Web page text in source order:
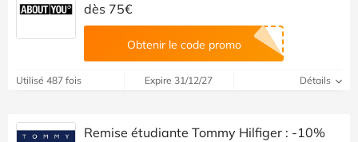
dès 75€
Obtenir le code promo
Utilisé 487 fois Expire 31/12/27 Détails
Remise étudiante Tommy Hilfiger : -10%